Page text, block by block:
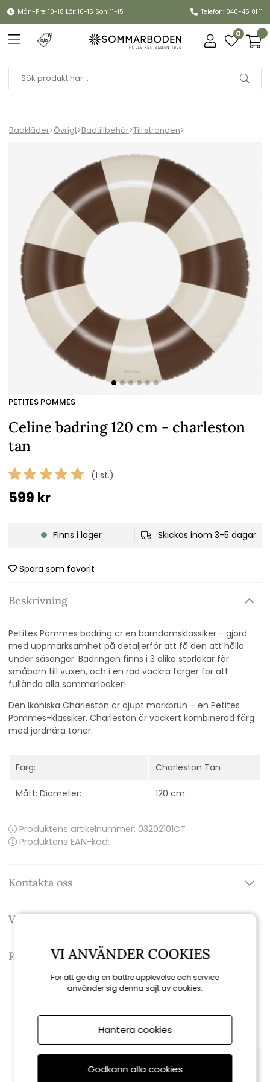
Mån-Fre: 10-18 Lör: 10-15 Sön: 11-15 Telefon: 040-45 01 11
0
Badkläder>Övrigt>Badtillbehör>Till stranden>
PETITES POMMES
Celine badring 120 cm - charleston
tan
(1 st.)
599 kr
Finns i lager Skickas inom 3-5 dagar
Spara som favorit
Beskrivning
Petites Pommes badring är en barndomsklassiker - gjord
med uppmärksamhet på detaljerför att få den att hålla
under säsonger. Badringen finns i 3 olika storlekar för
småbarn till vuxen, och i en rad vackra färger för att
fullända alla sommarlooker!
Den ikoniska Charleston är djupt mörkbrun – en Petites
Pommes-klassiker. Charleston är vackert kombinerad färg
med jordnära toner.
Färg: Charleston Tan
Mått: Diameter: 120 cm
Produktens artikelnummer: 03202101CT
Produktens EAN-kod:
Kontakta oss
Varumärke: Petites Pommes
RecensionerVI ANVÄNDER COOKIES
För att ge dig en bättre upplevelse och service
använder sig denna sajt av cookies.
Hantera cookies
Godkänn alla cookies